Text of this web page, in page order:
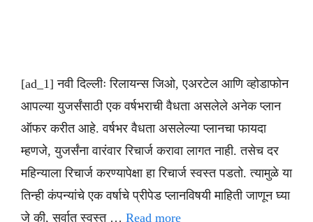
[ad_1] नवी दिल्लीः रिलायन्स जिओ, एअरटेल आणि व्होडाफोन
आपल्या युजर्संसाठी एक वर्षभराची वैधता असलेले अनेक प्लान
ऑफर करीत आहे. वर्षभर वैधता असलेल्या प्लानचा फायदा
म्हणजे, युजर्संना वारंवार रिचार्ज करावा लागत नाही. तसेच दर
महिन्याला रिचार्ज करण्यापेक्षा हा रिचार्ज स्वस्त पडतो. त्यामुळे या
तिन्ही कंपन्यांचे एक वर्षाचे प्रीपेड प्लानविषयी माहिती जाणून घ्या
जे की, सर्वात स्वस्त … Read more